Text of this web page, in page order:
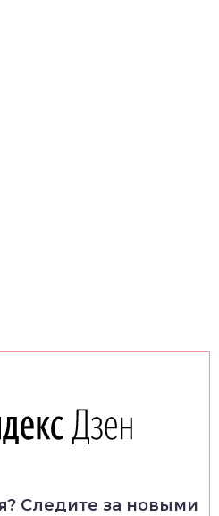
? Следите за новыми